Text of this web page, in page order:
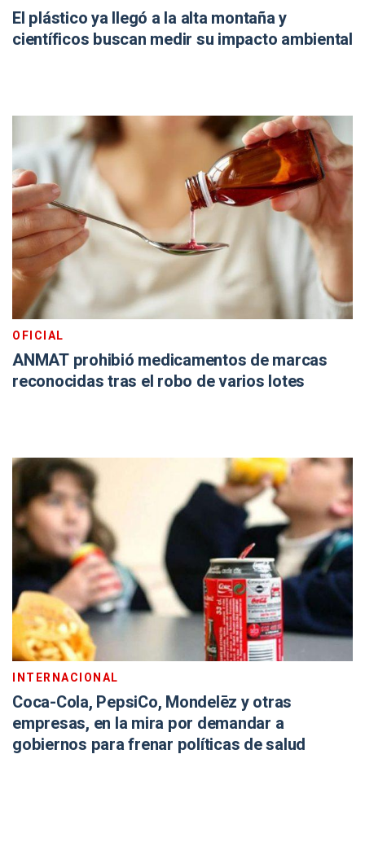
El plástico ya llegó a la alta montaña y
científicos buscan medir su impacto ambiental
OFICIAL
ANMAT prohibió medicamentos de marcas
reconocidas tras el robo de varios lotes
INTERNACIONAL
Coca-Cola, PepsiCo, Mondelēz y otras
empresas, en la mira por demandar a
gobiernos para frenar políticas de salud